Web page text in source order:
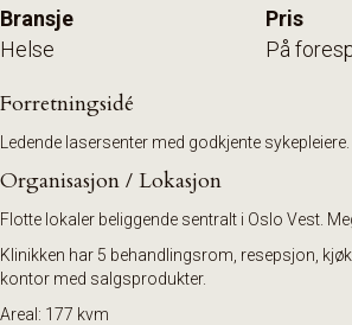
Bransje
Helse
Pris
På
Forretningsidé
Ledende lasersenter med godkjente sykepleiere.
Organisasjon / Lokasjon
Flotte lokaler beliggende sentralt i Oslo Vest.
Klinikken har 5 behandlingsrom, resepsjon,
kontor med salgsprodukter.
Areal: 177 kvm